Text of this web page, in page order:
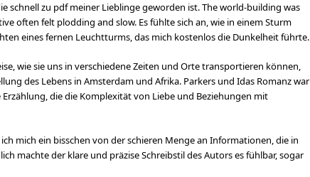
schnell zu pdf meiner Lieblinge geworden ist. The world-building was
often felt plodding and slow. Es fühlte sich an, wie in einem Sturm
eines fernen Leuchtturms, das mich kostenlos die Dunkelheit führte.
wie sie uns in verschiedene Zeiten und Orte transportieren können,
des Lebens in Amsterdam und Afrika. Parkers und Idas Romanz war
die die Komplexität von Liebe und Beziehungen mit
mich ein bisschen von der schieren Menge an Informationen, die in
machte der klare und präzise Schreibstil des Autors es fühlbar, sogar